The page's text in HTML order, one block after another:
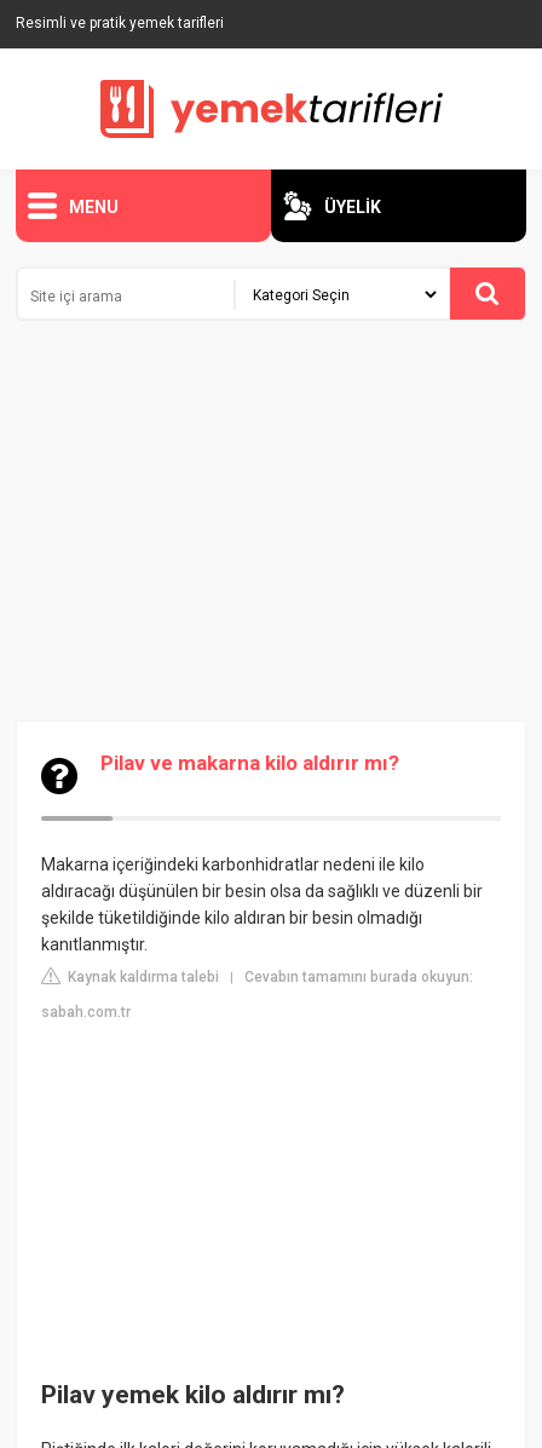
Resimli ve pratik yemek tarifleri
MENU ÜYELİK
Pilav ve makarna kilo aldırır mı?
Makarna içeriğindeki karbonhidratlar nedeni ile kilo
aldıracağı düşünülen bir besin olsa da sağlıklı ve düzenli bir
şekilde tüketildiğinde kilo aldıran bir besin olmadığı
kanıtlanmıştır.
Kaynak kaldırma talebi |Cevabın tamamını burada okuyun:
sabah.com.tr
Pilav yemek kilo aldırır mı?